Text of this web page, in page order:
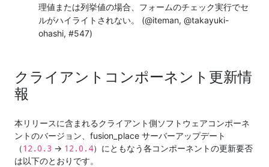
理値または列挙値の場合、フォームのチェック実行でセ
ルがハイライトされない。 (@iteman, @takayuki-
ohashi, #547)
クライアントコンポーネント更新情
報
本リリースに含まれるクライアント側ソフトウェアコンポーネ
ントのバージョン、fusion_place サーバーアップデート
（12.0.3 → 12.0.4）にともなう各コンポーネントの更新要否
は以下のとおりです。